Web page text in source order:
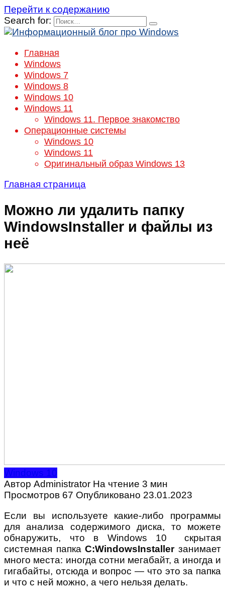
Перейти к содержанию
Search for:
Главная
Windows
Windows 7
Windows 8
Windows 10
Windows 11
Windows 11. Первое знакомство
Операционные системы
Windows 10
Windows 11
Оригинальный образ Windows 13
Главная страница
Можно ли удалить папку
WindowsInstaller и файлы из
неё
Windows 10
Автор Administrator На чтение 3 мин
Просмотров 67 Опубликовано 23.01.2023
Если вы используете какие-либо программы
для анализа содержимого диска, то можете
обнаружить, что в Windows 10 скрытая
системная папкаC:WindowsInstallerзанимает
много места: иногда сотни мегабайт, а иногда и
гигабайты, отсюда и вопрос — что это за папка
и что с ней можно, а чего нельзя делать.